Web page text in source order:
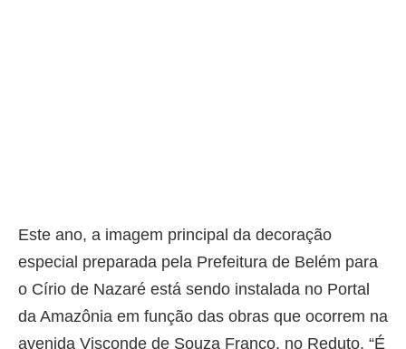
Este ano, a imagem principal da decoração
especial preparada pela Prefeitura de Belém para
o Círio de Nazaré está sendo instalada no Portal
da Amazônia em função das obras que ocorrem na
avenida Visconde de Souza Franco, no Reduto. “É